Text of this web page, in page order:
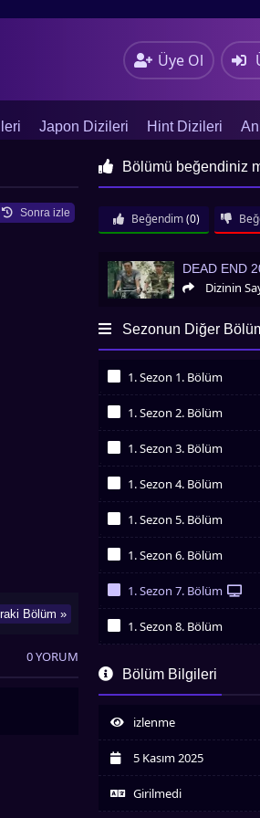
Üye Ol
Japon Dizileri Hint Dizileri
Sonra izle
Bölüm »
Bölümü beğendiniz
Beğendim (0)
Dead End 2025 Çin
DEAD END
Dizinin
Sezonun Diğer
1. Sezon 1. Bölüm
1. Sezon 2. Bölüm
1. Sezon 3. Bölüm
1. Sezon 4. Bölüm
1. Sezon 5. Bölüm
1. Sezon 6. Bölüm
1. Sezon 7. Bölüm
1. Sezon 8. Bölüm
İzledim
İzledim
1. Sezon 10. Bölüm
Bölüm Bilgileri
izlenme
5 Kasım 2025
Girilmedi
0 YORUM